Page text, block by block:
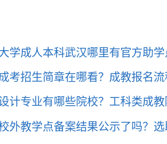
学成人本科武汉哪里有官方助
考招生简章在哪看？成教报名
计专业有哪些院校？工科类成
外教学点备案结果公示了吗？